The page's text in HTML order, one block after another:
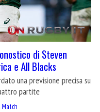
di Steven
e All Blacks
una previsione precisa su
partite
Match